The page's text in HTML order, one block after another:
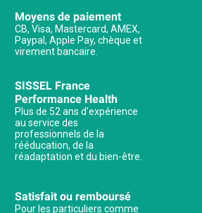
Moyens de paiement
CB, Visa, Mastercard, AMEX,
Paypal, Apple Pay, chèque et
virement bancaire.
SISSEL France
Performance Health
Plus de 52 ans d’expérience
au service des
professionnels de la
rééducation, de la
réadaptation et du bien-être.
Satisfait ou remboursé
Pour les particuliers comme